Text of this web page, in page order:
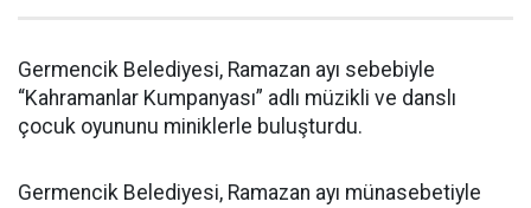
Germencik Belediyesi, Ramazan ayı sebebiyle
“Kahramanlar Kumpanyası” adlı müzikli ve danslı
çocuk oyununu miniklerle buluşturdu.
Germencik Belediyesi, Ramazan ayı münasebetiyle